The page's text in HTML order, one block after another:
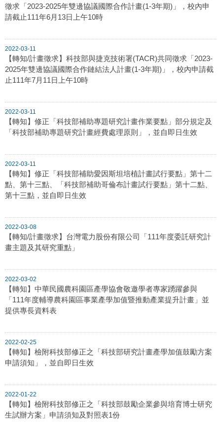
徵求「2023-2025年雙邊協議國際合作計畫(1-3年期)」，校內申
請截止111年6月13日上午10時
2022-03-11
【轉知/計畫徵求】科技部與捷克技術署(TACR)共同徵求「2023-
2025年雙邊協議國際合作鏈結法人計畫(1-3年期)」，校內申請截
止111年7月11日上午10時
2022-03-11
【轉知】修正「科技部補助專題研究計畫作業要點」部分規定及
「科技部補助專題研究計畫經費處理原則」，並自即日生效
2022-03-11
【轉知】修正「科技部補助愛因斯坦培植計畫試行要點」第十二
點、第十三點、「科技部補助哥倫布計畫試行要點」第十二點、
第十三點，並自即日生效
2022-03-08
【轉知/計畫徵求】台灣電力股份有限公司「111年度委託研究計
畫主題及其研究重點」
2022-03-02
【轉知】中華民國農科園區產學協會敬邀學者專家踴躍參與
「111年度輔導農科園區事業產學加值暨推動產業提升計畫」並
提供專長資料表
2022-02-25
【轉知】檢附科技部修正之「科技部研究計畫產學加值鼓勵方案
申請須知」，並自即日生效
2022-01-22
【轉知】檢附科技部修正之「科技部鼓勵企業參與培育博士研究
生試辦方案」申請須知及對照表1份